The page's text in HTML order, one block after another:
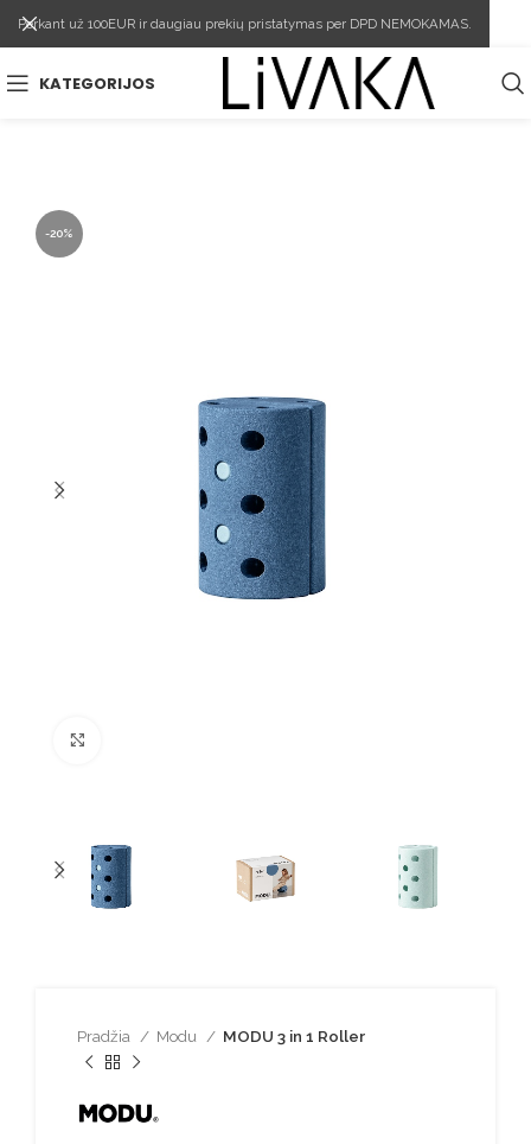
KATEGORIJOS
-20%
Pradžia Modu MODU 3 in 1 Roller
Perkant už 100EUR ir daugiau prekių pristatymas per DPD NEMOKAMAS.